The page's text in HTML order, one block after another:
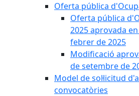
Oferta pública
Oferta pública
2025 aprovada
febrer de 2025
Modificació
de setembre de
Model de sol·licitud
convocatòries